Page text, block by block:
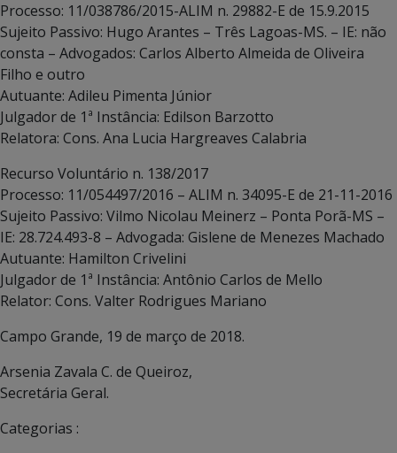
Processo: 11/038786/2015-ALIM n. 29882-E de 15.9.2015
Sujeito Passivo: Hugo Arantes – Três Lagoas-MS. – IE: não
consta – Advogados: Carlos Alberto Almeida de Oliveira
Filho e outro
Autuante: Adileu Pimenta Júnior
Julgador de 1ª Instância: Edilson Barzotto
Relatora: Cons. Ana Lucia Hargreaves Calabria
Recurso Voluntário n. 138/2017
Processo: 11/054497/2016 – ALIM n. 34095-E de 21-11-2016
Sujeito Passivo: Vilmo Nicolau Meinerz – Ponta Porã-MS –
IE: 28.724.493-8 – Advogada: Gislene de Menezes Machado
Autuante: Hamilton Crivelini
Julgador de 1ª Instância: Antônio Carlos de Mello
Relator: Cons. Valter Rodrigues Mariano
Campo Grande, 19 de março de 2018.
Arsenia Zavala C. de Queiroz,
Secretária Geral.
Categorias :